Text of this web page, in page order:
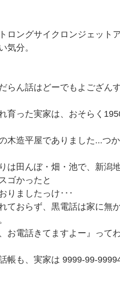
ロングサイクロンジェット
気分。
らん話はどーでもよござん
育った実家は、おそらく
木造平屋でありました...つ
は田んぼ・畑・池で、新潟
ゴかったと
りましたっけ･･･
ておらず、黒電話は家に無
お電話きてますよー』って
帳も、実家は 9999-99-